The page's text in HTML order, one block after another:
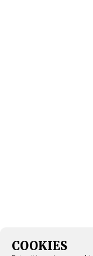
COOKIES